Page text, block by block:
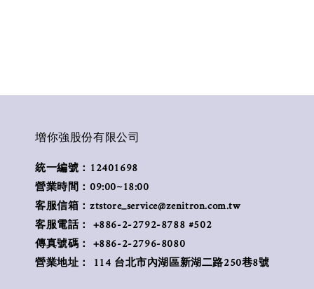
增你強股份有限公司
統一編號：12401698
營業時間：09:00~18:00
客服信箱：ztstore_service@zenitron.com.tw
客服電話： +886-2-2792-8788 #502
傳真號碼： +886-2-2796-8080
營業地址： 114 台北市內湖區新湖二路250巷8號